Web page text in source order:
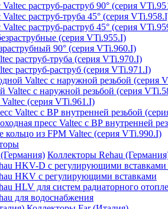
раструб-раструб 90° (серия
раструб-труба 45° (серия
раструб-раструб 45° (серия
(серия VTi.955.I)
90° (серия VTi.960.I)
раструб-труба (серия VTi.970.I)
раструб-раструб (серия VTi.971.I)
Valtec с наружной резьбой (серия
Valtec с наружной резьбой (серия
(серия VTi.961.I)
Valtec с ВР внутренней резьбой
пресс Valtec с ВР внутренней
кольцо из FPM Valtec (серия VTi.990.I)
Коллекторы Rehau
HKV-D с регулирующими вставками
HKV с регулирующими вставками
HLV для систем радиаторного
для водоснабжения